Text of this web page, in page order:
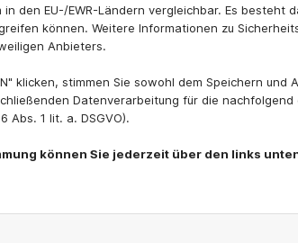
den EU-/EWR-Ländern vergleichbar. Es besteht
können. Weitere Informationen zu
Anbieters.
klicken, stimmen Sie sowohl dem Speichern
Datenverarbeitung für die
Abs. 1 lit. a. DSGVO).
können Sie jederzeit über den links